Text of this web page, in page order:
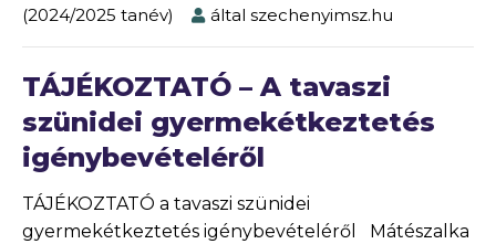
(2024/2025 tanév)
által szechenyimsz.hu
TÁJÉKOZTATÓ – A tavaszi
szünidei gyermekétkeztetés
igénybevételéről
TÁJÉKOZTATÓ a tavaszi szünidei
gyermekétkeztetés igénybevételéről Mátészalka